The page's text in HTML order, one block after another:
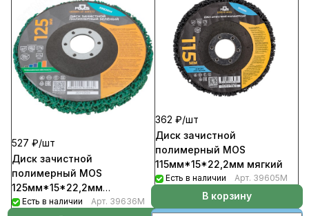
527 ₽/шт
Диск зачистной
полимерный MOS
125мм*15*22,2мм
повышенной жесткости
Есть в наличии Арт. 39636М
362 ₽/шт
Диск зачистной
полимерный MOS
115мм*15*22,2мм мягкий
Есть в наличии Арт. 39605М
В корзину